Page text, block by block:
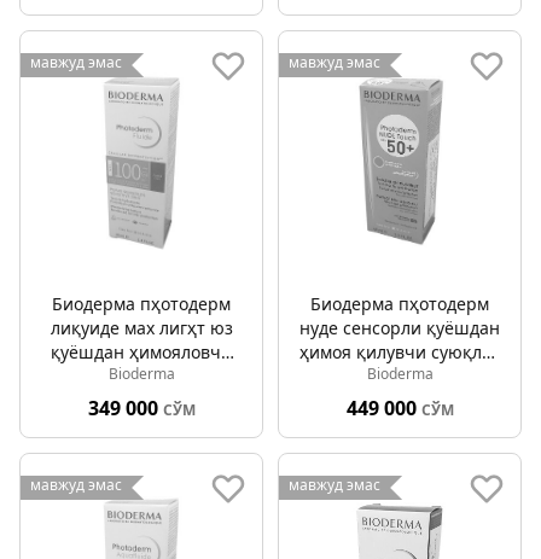
мавжуд эмас
Биодерма пҳотодерм
лиқуиде мах лигҳт юз
қуёшдан ҳимояловчи
суюқлик спф 100 40мл
Bioderma
349 000 СЎМ
мавжуд эмас
Биодерма пҳотодерм
нуде сенсорли қуёшдан
ҳимоя қилувчи суюқлик
спф 50+ 40мл
Bioderma
449 000 СЎМ
мавжуд эмас мавжуд эмас